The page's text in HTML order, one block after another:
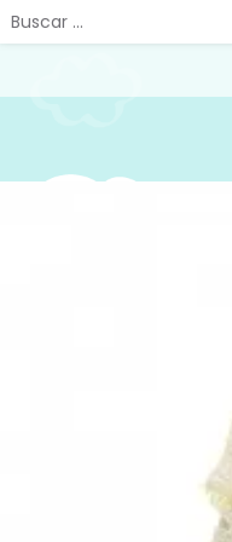
Vestido de niña con
en tonos suaves que
romántico y
elegante, perfecto
El vestido presenta
cruzan en la espalda
decorativo en la
volumen y
rayas en el volante y
contraste